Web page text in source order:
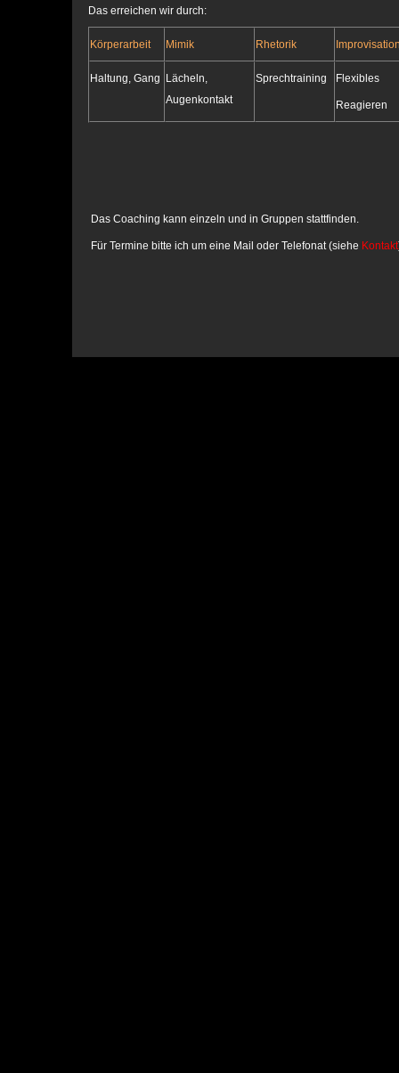
Das erreichen wir durch:
Körperarbeit Mimik Rhetorik
Haltung, Gang Lächeln,
Augenkontakt
Sprechtraining Flexibles
Reagieren
Das Coaching kann einzeln und in Gruppen stattfinden.
Für Termine bitte ich um eine Mail oder Telefonat (siehe Kontakt